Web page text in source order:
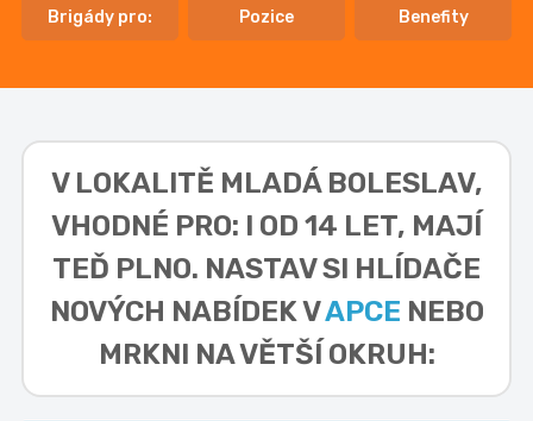
Brigády pro: Pozice Benefity
V LOKALITĚ MLADÁ BOLESLAV,
VHODNÉ PRO: I OD 14 LET, MAJÍ
TEĎ PLNO. NASTAV SI HLÍDAČE
NOVÝCH NABÍDEK VAPCE NEBO
MRKNI NA VĚTŠÍ OKRUH: